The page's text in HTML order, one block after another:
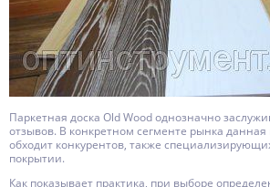
Паркетная доска Old Wood однозначно
отзывов. В конкретном сегменте рынка данная
обходит конкурентов, также
покрытии.
Как показывает практика, при выборе